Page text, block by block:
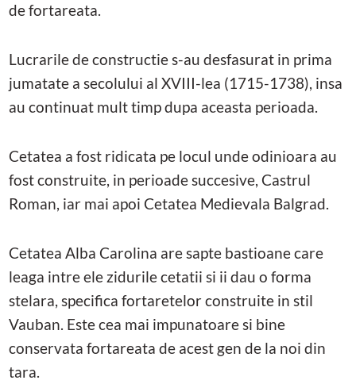
de fortareata.
Lucrarile de constructie s-au desfasurat in prima
jumatate a secolului al XVIII-lea (1715-1738), insa
au continuat mult timp dupa aceasta perioada.
Cetatea a fost ridicata pe locul unde odinioara au
fost construite, in perioade succesive, Castrul
Roman, iar mai apoi Cetatea Medievala Balgrad.
Cetatea Alba Carolina are sapte bastioane care
leaga intre ele zidurile cetatii si ii dau o forma
stelara, specifica fortaretelor construite in stil
Vauban. Este cea mai impunatoare si bine
conservata fortareata de acest gen de la noi din
tara.